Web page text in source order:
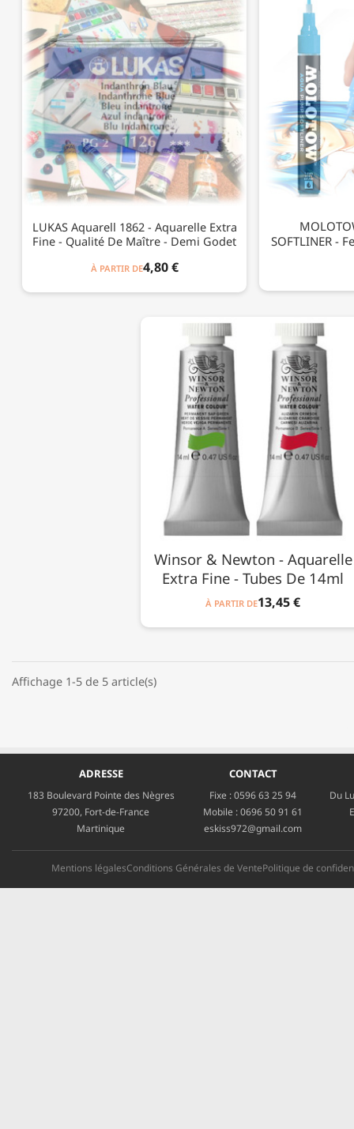
LUKAS Aquarell 1862 - Aquarelle Extra
Fine - Qualité De Maître - Demi Godet
À PARTIR DE4,80 €
SOFTLINER -
Winsor & Newton - Aquarelle
Extra Fine - Tubes De 14ml
À PARTIR DE13,45 €
Affichage 1-5 de 5 article(s)
ADRESSE
183 Boulevard Pointe des Nègres
97200, Fort-de-France
Martinique
CONTACT
Fixe :0596 63 25 94
Mobile :0696 50 91 61
eskiss972@gmail.com
Du
Mentions légalesConditions Générales de VentePolitique de